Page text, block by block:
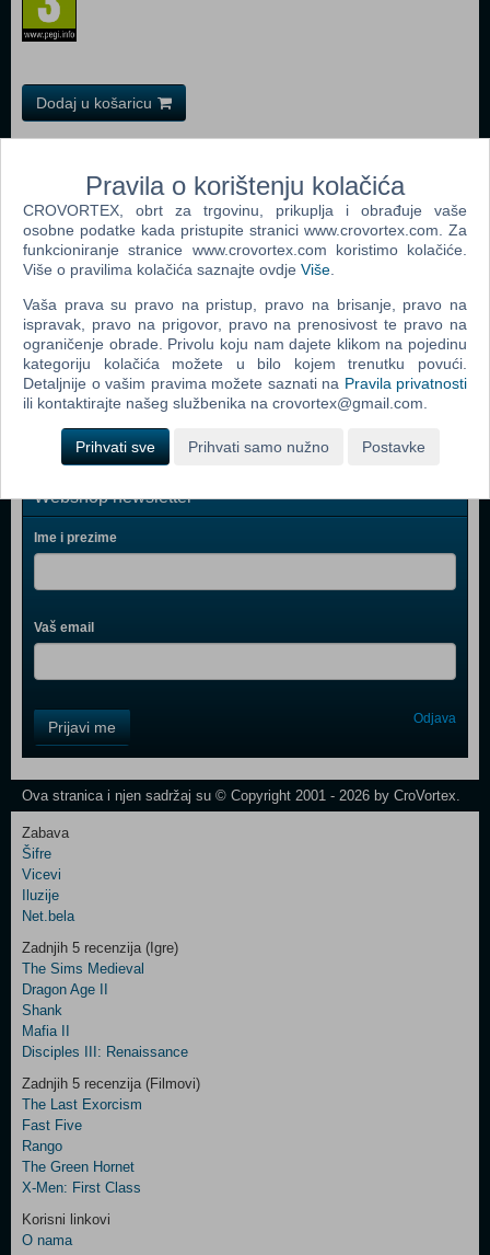
Dodaj u košaricu
The Sims 3 (PC)
John Deere American Farmer Deluxe (PC)
The Sims Pet Stories (PC)
Zoo Tycoon 2 Extinct Animals (PC)
Littlest Pet Shop (PC)
Microsoft Flight Simulator X (PC)
Webshop newsletter
Ime i prezime
Vaš email
Field
One
Control
Two
Newsletter
Control
Field
Three
Prijavi me Odjava
Ova stranica i njen sadržaj su © Copyright 2001 - 2026 by CroVortex.
Zabava
Šifre
Vicevi
Iluzije
Net.bela
Zadnjih 5 recenzija (Igre)
The Sims Medieval
Dragon Age II
Shank
Mafia II
Disciples III: Renaissance
Zadnjih 5 recenzija (Filmovi)
The Last Exorcism
Fast Five
Rango
The Green Hornet
X-Men: First Class
Korisni linkovi
O nama
Pravila o korištenju kolačića
CROVORTEX, obrt za trgovinu, prikuplja i obrađuje vaše
osobne podatke kada pristupite stranici www.crovortex.com. Za
funkcioniranje stranice www.crovortex.com koristimo kolačiće.
Više o pravilima kolačića saznajte ovdje Više
Vaša prava su pravo na pristup, pravo na brisanje, pravo na
ispravak, pravo na prigovor, pravo na prenosivost te pravo na
ograničenje obrade. Privolu koju nam dajete klikom na pojedinu
kategoriju kolačića možete u bilo kojem trenutku povući.
Detaljnije o vašim pravima možete saznati na Pravila privatnosti
ili kontaktirajte našeg službenika na crovortex@gmail.com.
Prihvati sve Prihvati samo nužno Postavke